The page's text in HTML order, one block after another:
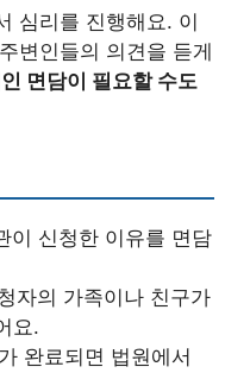
심리를 진행해요. 이
변인들의 의견을 듣게
면담이 필요할 수도
이 신청한 이유를 면담
자의 가족이나 친구가
요.
완료되면 법원에서